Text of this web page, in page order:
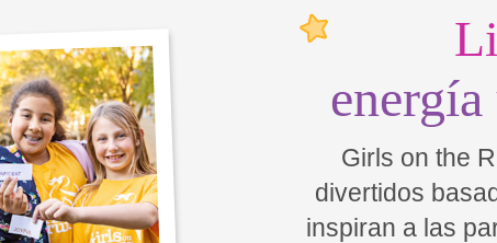
Girls on the
divertidos
inspiran a las